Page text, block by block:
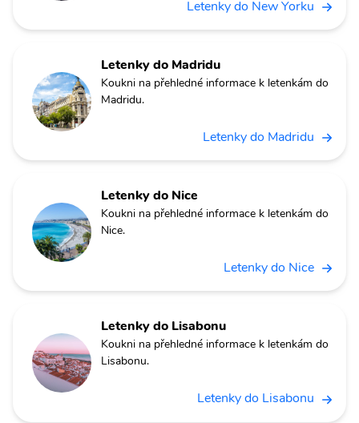
Letenky do New Yorku
Letenky do Madridu
Koukni na přehledné informace k letenkám do
Madridu.
Letenky do Madridu
Letenky do Nice
Koukni na přehledné informace k letenkám do
Nice.
Letenky do Nice
Letenky do Lisabonu
Koukni na přehledné informace k letenkám do
Lisabonu.
Letenky do Lisabonu